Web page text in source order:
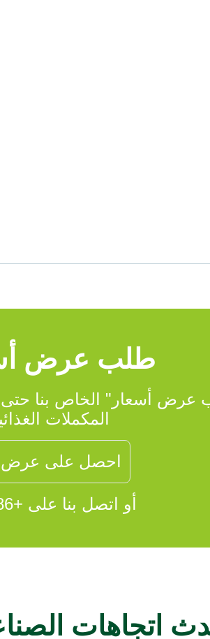
طلب عرض
عرض أسعار" الخاص بنا
المكملات
احصل على
أو اتصل بنا على +86 133 1888 8296
اتجاهات